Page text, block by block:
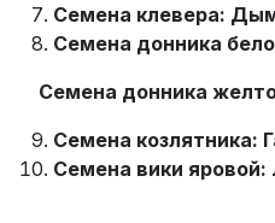
Семена клевера:
Семена донника
Семена донника
Семена козлятника:
Семена вики яровой: